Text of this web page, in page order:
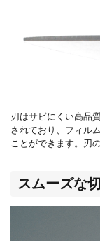
刃はサビにくい高品
されており、フィル
ことができます。刃
スムーズな